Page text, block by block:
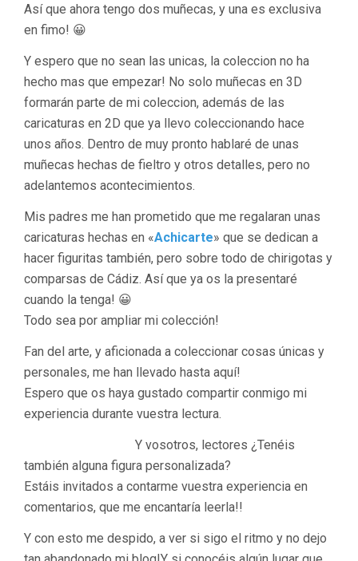
Así que ahora tengo dos muñecas, y una es exclusiva
en fimo! 😀
Y espero que no sean las unicas, la coleccion no ha
hecho mas que empezar! No solo muñecas en 3D
formarán parte de mi coleccion, además de las
caricaturas en 2D que ya llevo coleccionando hace
unos años. Dentro de muy pronto hablaré de unas
muñecas hechas de fieltro y otros detalles, pero no
adelantemos acontecimientos.
Mis padres me han prometido que me regalaran unas
caricaturas hechas en «Achicarte» que se dedican a
hacer figuritas también, pero sobre todo de chirigotas y
comparsas de Cádiz. Así que ya os la presentaré
cuando la tenga! 😀
Todo sea por ampliar mi colección!
Fan del arte, y aficionada a coleccionar cosas únicas y
personales, me han llevado hasta aquí!
Espero que os haya gustado compartir conmigo mi
experiencia durante vuestra lectura.
Y vosotros, lectores ¿Tenéis
también alguna figura personalizada?
Estáis invitados a contarme vuestra experiencia en
comentarios, que me encantaría leerla!!
Y con esto me despido, a ver si sigo el ritmo y no dejo